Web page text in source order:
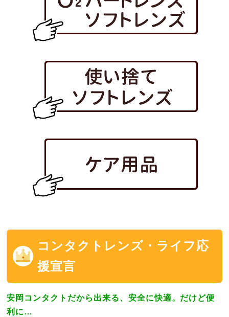
コンタクトレンズ・ライフ応
援宣言
安岡コンタクトだから出来る、安全に快適。だけど便
利に…